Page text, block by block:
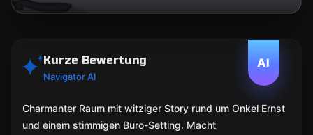
AI
Kurze Bewertung
Navigator AI
Charmanter Raum mit witziger Story rund um Onkel Ernst
und einem stimmigen Büro-Setting. Macht